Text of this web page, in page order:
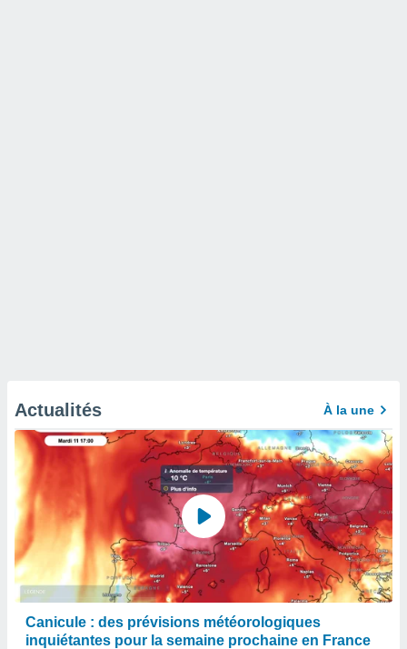
Actualités À la une
Canicule : des prévisions météorologiques
inquiétantes pour la semaine prochaine en France